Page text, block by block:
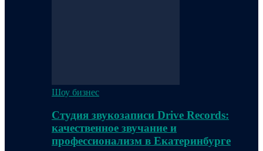
Шоу бизнес
Студия звукозаписи Drive Records:
качественное звучание и
профессионализм в Екатеринбурге